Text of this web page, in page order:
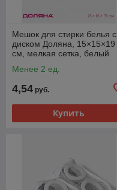
Мешок для стирки белья с
диском Доляна, 15×15×19
см, мелкая сетка, белый
Менее 2 ед.
4,54 руб.
Купить